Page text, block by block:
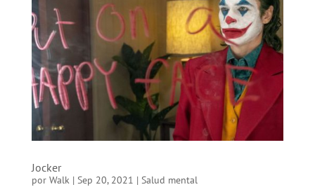
Jocker
por Walk| Sep 20, 2021 | Salud mental